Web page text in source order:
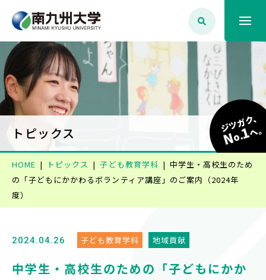
大学案内
学生生活
就職・資格
トピックス ジツガク、
No.1へ
HOME トピックス 子ども教育学科
中学生・高校生のため
の「子どもにかかわるボランティア講座」のご案内（2024年
度）
2024.04.26 子ども教育学科 地域貢献
中学生・高校生のための「子どもにかか